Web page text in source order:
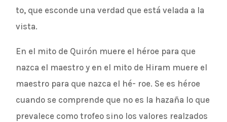
to, que esconde una verdad que está velada a la
vista.
En el mito de Quirón muere el héroe para que
nazca el maestro y en el mito de Hiram muere el
maestro para que nazca el hé- roe. Se es héroe
cuando se comprende que no es la hazaña lo que
prevalece como trofeo sino los valores realzados